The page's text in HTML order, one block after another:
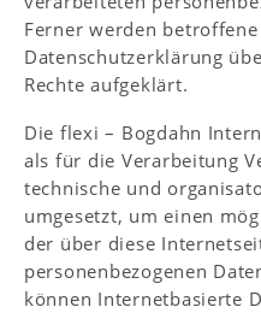
Ferner werden
Datenschutzerklärung
Rechte aufgeklärt.
Die flexi – Bogdahn
als für die Verarbeitung
technische und
umgesetzt, um einen
der über diese
personenbezogenen
können Internetbasierte